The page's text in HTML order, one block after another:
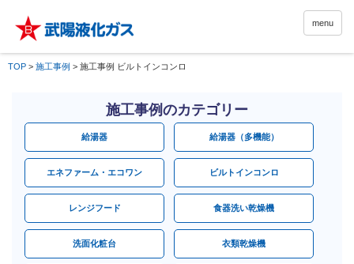
menu
TOP > 施工事例 > 施工事例 ビルトインコンロ
施工事例のカテゴリー
給湯器 給湯器（多機能）
エネファーム・エコワン ビルトインコンロ
レンジフード 食器洗い乾燥機
洗面化粧台 衣類乾燥機